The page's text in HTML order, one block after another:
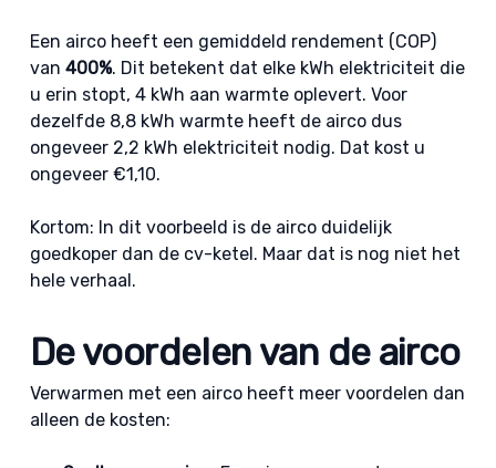
Een airco heeft een gemiddeld rendement (COP)
van 400%. Dit betekent dat elke kWh elektriciteit die
u erin stopt, 4 kWh aan warmte oplevert. Voor
dezelfde 8,8 kWh warmte heeft de airco dus
ongeveer 2,2 kWh elektriciteit nodig. Dat kost u
ongeveer €1,10.
Kortom: In dit voorbeeld is de airco duidelijk
goedkoper dan de cv-ketel. Maar dat is nog niet het
hele verhaal.
De voordelen van de airco
Verwarmen met een airco heeft meer voordelen dan
alleen de kosten: